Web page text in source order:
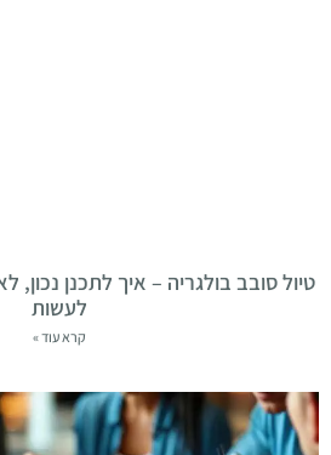
טיול סובב בולגריה – איך לתכנן נכון,
לעשות
קרא עוד »